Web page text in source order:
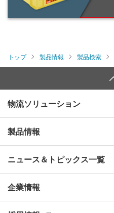
トップ 製品情報 製品検索
物流ソリューション
製品情報
ニュース＆トピックス一覧
企業情報